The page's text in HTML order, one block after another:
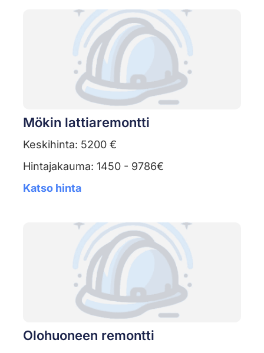
Mökin lattiaremontti
Keskihinta: 5200 €
Hintajakauma: 1450 - 9786€
Katso hinta
Olohuoneen remontti